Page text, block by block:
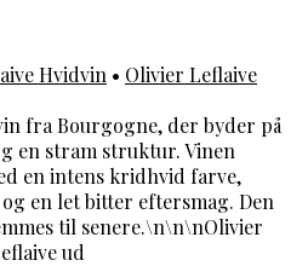
Hvidvin • Olivier Leflaive
fra Bourgogne, der byder på
en stram struktur. Vinen
en intens kridhvid farve,
en let bitter eftersmag. Den
til senere.\n\n\nOlivier
ud